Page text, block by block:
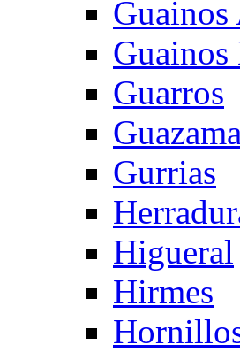
Guainos
Guainos
Guarros
Gurrias
Higueral
Hirmes